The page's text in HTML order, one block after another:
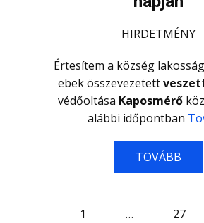
HIRDETMÉNY
Értesítem a község
ebek összevezetett
védőoltása Kaposmérő
alábbi időpontban
TOVÁBB
1 … 27